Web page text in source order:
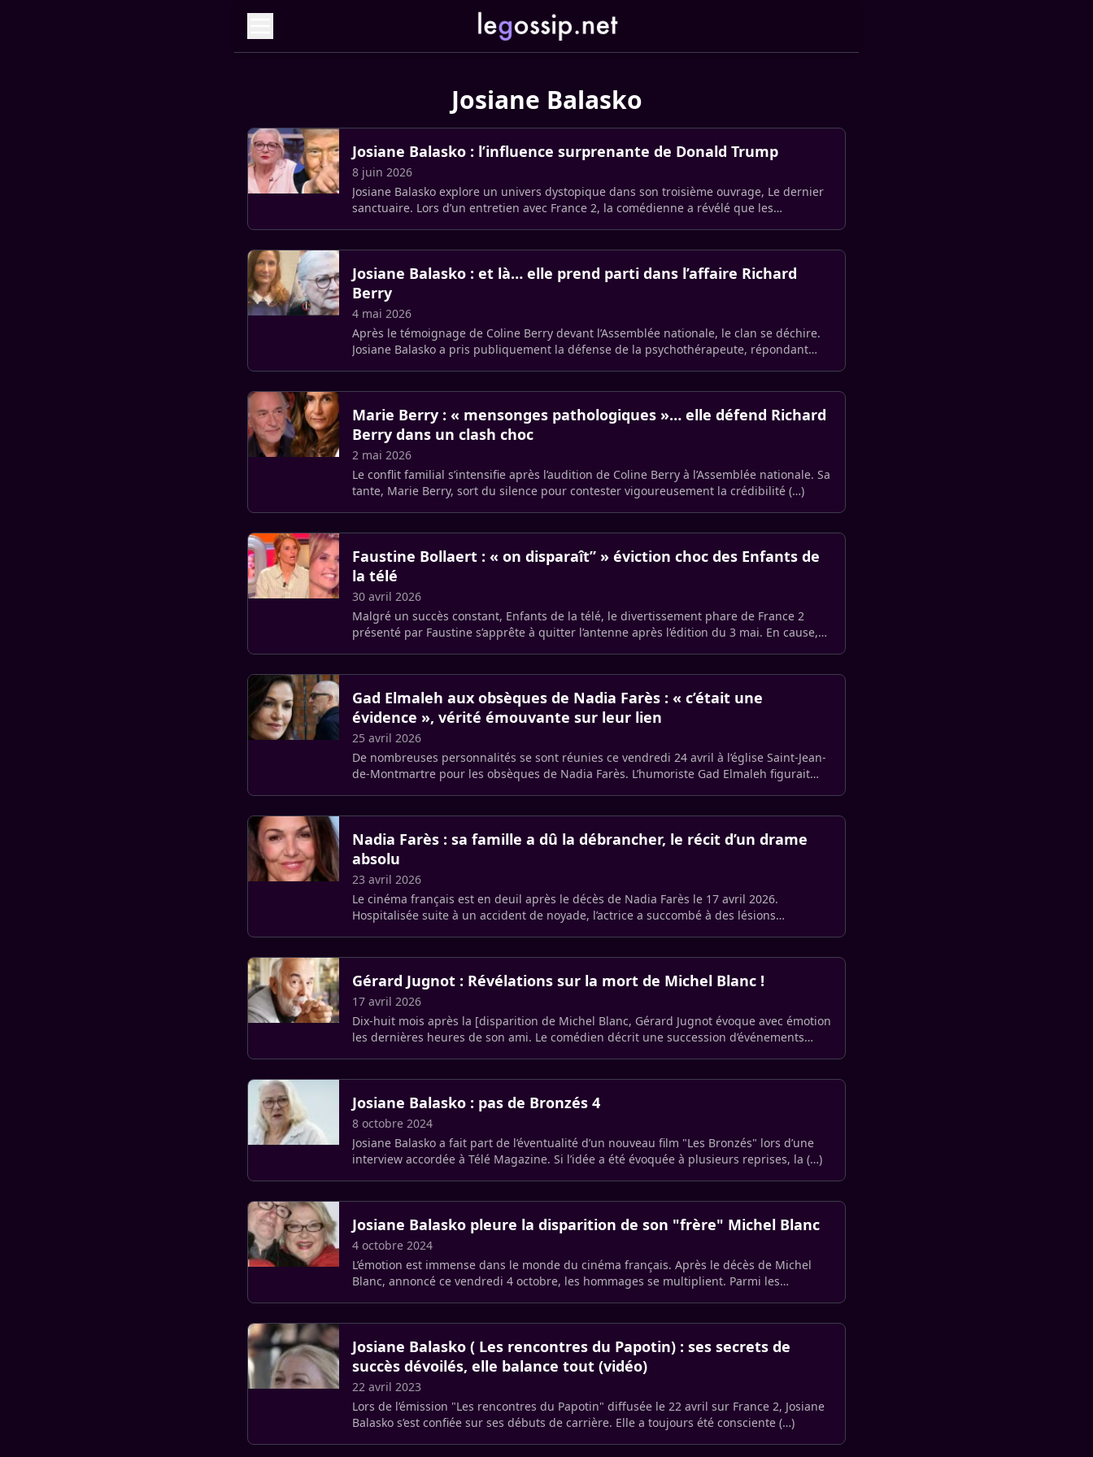
Josiane Balasko
Josiane Balasko : l’influence surprenante de Donald Trump
8 juin 2026
Josiane Balasko explore un univers dystopique dans son troisième ouvrage, Le dernier
sanctuaire. Lors d’un entretien avec France 2, la comédienne a révélé que les
Josiane Balasko : et là… elle prend parti dans l’affaire Richard
Berry
4 mai 2026
Après le témoignage de Coline Berry devant l’Assemblée nationale, le clan se déchire.
Josiane Balasko a pris publiquement la défense de la psychothérapeute, répondant
Marie Berry : « mensonges pathologiques »… elle défend Richard
Berry dans un clash choc
2 mai 2026
Le conflit familial s’intensifie après l’audition de Coline Berry à l’Assemblée nationale. Sa
tante, Marie Berry, sort du silence pour contester vigoureusement la crédibilité (…)
Faustine Bollaert : « on disparaît” » éviction choc des Enfants de
la télé
30 avril 2026
Malgré un succès constant, Enfants de la télé, le divertissement phare de France 2
présenté par Faustine s’apprête à quitter l’antenne après l’édition du 3 mai. En cause,
Gad Elmaleh aux obsèques de Nadia Farès : « c’était une
évidence », vérité émouvante sur leur lien
25 avril 2026
De nombreuses personnalités se sont réunies ce vendredi 24 avril à l’église Saint-Jean-
de-Montmartre pour les obsèques de Nadia Farès. L’humoriste Gad Elmaleh figurait
Nadia Farès : sa famille a dû la débrancher, le récit d’un drame
absolu
23 avril 2026
Le cinéma français est en deuil après le décès de Nadia Farès le 17 avril 2026.
Hospitalisée suite à un accident de noyade, l’actrice a succombé à des lésions
Gérard Jugnot : Révélations sur la mort de Michel Blanc !
17 avril 2026
Dix-huit mois après la [disparition de Michel Blanc, Gérard Jugnot évoque avec émotion
les dernières heures de son ami. Le comédien décrit une succession d’événements
Josiane Balasko : pas de Bronzés 4
8 octobre 2024
Josiane Balasko a fait part de l’éventualité d’un nouveau film "Les Bronzés" lors d’une
interview accordée à Télé Magazine. Si l’idée a été évoquée à plusieurs reprises, la (…)
Josiane Balasko pleure la disparition de son "frère" Michel Blanc
4 octobre 2024
L’émotion est immense dans le monde du cinéma français. Après le décès de Michel
Blanc, annoncé ce vendredi 4 octobre, les hommages se multiplient. Parmi les
Josiane Balasko ( Les rencontres du Papotin) : ses secrets de
succès dévoilés, elle balance tout (vidéo)
22 avril 2023
Lors de l’émission "Les rencontres du Papotin" diffusée le 22 avril sur France 2, Josiane
Balasko s’est confiée sur ses débuts de carrière. Elle a toujours été consciente (…)